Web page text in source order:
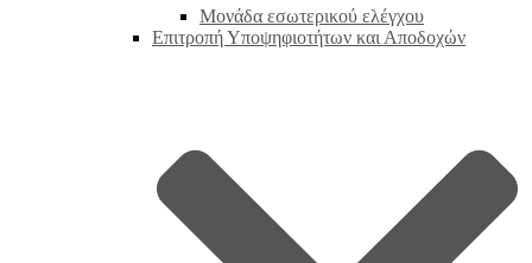
Μονάδα εσωτερικού ελέγχου
Επιτροπή Υποψηφιοτήτων και Αποδοχών